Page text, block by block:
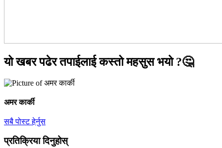
यो खबर पढेर तपाईलाई कस्तो महसुस भयो ?🤔
अमर कार्की
सबै पोस्ट हेर्नुस
प्रतिक्रिया दिनुहोस्